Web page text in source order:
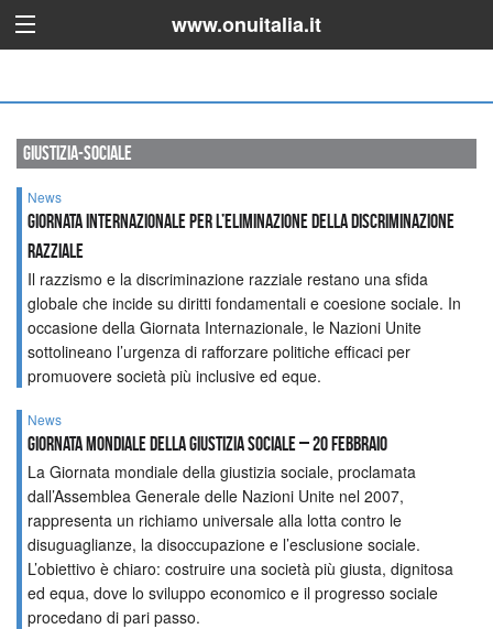
www.onuitalia.it
giustizia-sociale
News
GIORNATA INTERNAZIONALE PER L’ELIMINAZIONE DELLA DISCRIMINAZIONE
RAZZIALE
Il razzismo e la discriminazione razziale restano una sfida
globale che incide su diritti fondamentali e coesione sociale. In
occasione della Giornata Internazionale, le Nazioni Unite
sottolineano l’urgenza di rafforzare politiche efficaci per
promuovere società più inclusive ed eque.
News
Giornata mondiale della giustizia sociale – 20 febbraio
La Giornata mondiale della giustizia sociale, proclamata
dall’Assemblea Generale delle Nazioni Unite nel 2007,
rappresenta un richiamo universale alla lotta contro le
disuguaglianze, la disoccupazione e l’esclusione sociale.
L’obiettivo è chiaro: costruire una società più giusta, dignitosa
ed equa, dove lo sviluppo economico e il progresso sociale
procedano di pari passo.